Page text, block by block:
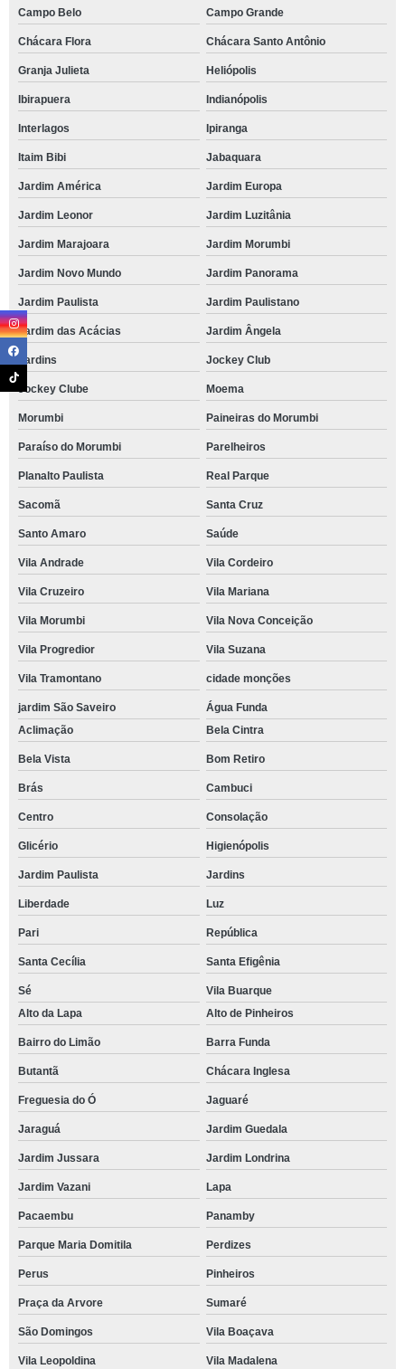
Campo Belo Campo Grande
Chácara Flora Chácara Santo Antônio
Granja Julieta Heliópolis
Ibirapuera Indianópolis
Interlagos Ipiranga
Itaim Bibi Jabaquara
Jardim América Jardim Europa
Jardim Leonor Jardim Luzitânia
Jardim Marajoara Jardim Morumbi
Jardim Novo Mundo Jardim Panorama
Jardim Paulista Jardim Paulistano
Jardim das Acácias Jardim Ângela
Jardins Jockey Club
Jockey Clube Moema
Morumbi Paineiras do Morumbi
Paraíso do Morumbi Parelheiros
Planalto Paulista Real Parque
Sacomã Santa Cruz
Santo Amaro Saúde
Vila Andrade Vila Cordeiro
Vila Cruzeiro Vila Mariana
Vila Morumbi Vila Nova Conceição
Vila Progredior Vila Suzana
Vila Tramontano cidade monções
jardim São Saveiro
Água Funda
Aclimação
Bela Cintra
Bela Vista Bom Retiro
Brás Cambuci
Centro Consolação
Glicério Higienópolis
Jardim Paulista Jardins
Liberdade Luz
Pari República
Santa Cecília Santa Efigênia
Sé
Vila Buarque
Alto da Lapa
Alto de Pinheiros
Bairro do Limão Barra Funda
Butantã Chácara Inglesa
Freguesia do Ó Jaguaré
Jaraguá Jardim Guedala
Jardim Jussara Jardim Londrina
Jardim Vazani Lapa
Pacaembu Panamby
Parque Maria Domitila Perdizes
Perus Pinheiros
Praça da Arvore Sumaré
São Domingos Vila Boaçava
Vila Leopoldina Vila Madalena